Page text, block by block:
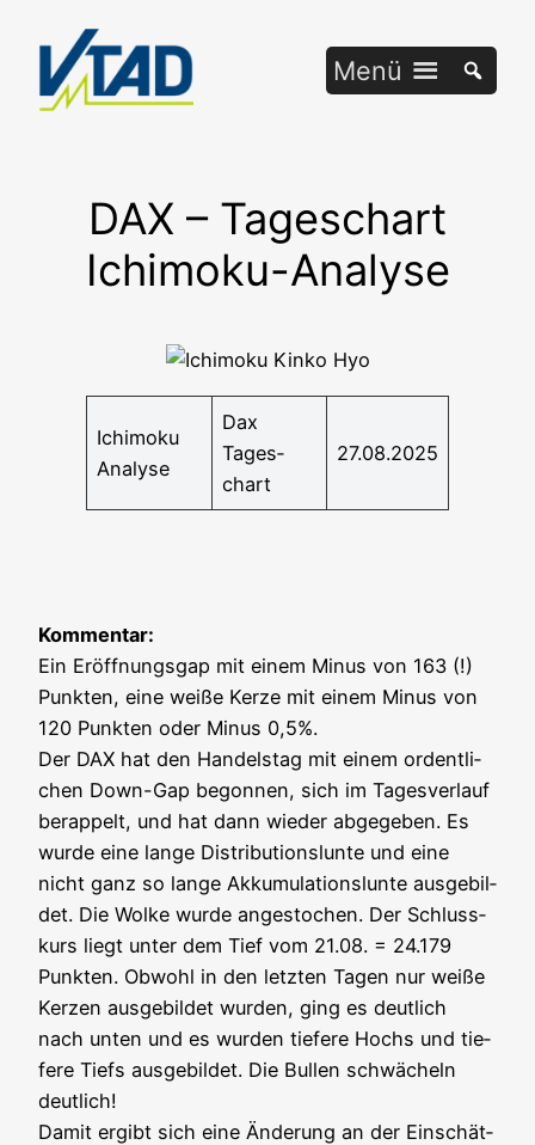
springen
Menü
DAX – Tageschart
Ichimoku-Analyse
Ichi­mo­ku
Analyse
Dax
Tages­
chart
27.08.2025
Kom­men­tar:
Ein Eröff­nungs­gap mit einem Minus von 163 (!)
Punk­ten, eine wei­ße Ker­ze mit einem Minus von
120 Punk­ten oder Minus 0,5%.
Der DAX hat den Han­dels­tag mit einem ordent­li­
chen Down-Gap begon­nen, sich im Tages­ver­lauf
berap­pelt, und hat dann wie­der abge­ge­ben. Es
wur­de eine lan­ge Dis­tri­bu­ti­ons­lun­te und eine
nicht ganz so lan­ge Akku­mu­la­ti­ons­lun­te aus­ge­bil­
det. Die Wol­ke wur­de ange­sto­chen. Der Schluss­
kurs liegt unter dem Tief vom 21.08. = 24.179
Punk­ten. Obwohl in den letz­ten Tagen nur wei­ße
Ker­zen aus­ge­bil­det wur­den, ging es deut­lich
nach unten und es wur­den tie­fe­re Hochs und tie­
fe­re Tiefs aus­ge­bil­det. Die Bul­len schwä­cheln
deut­lich!
Damit ergibt sich eine Ände­rung an der Ein­schät­